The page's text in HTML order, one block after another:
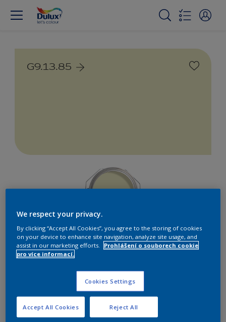
G9.13.85
Najít výrobek v tomto odstínu
We respect your privacy.
By clicking “Accept All Cookies”, you agree to the storing of cookies
on your device to enhance site navigation, analyze site usage, and
assist in our marketing efforts.
Prohlášení o souborech cookie
pro více informací.
Cookies Settings
Reject All
Accept All Cookies